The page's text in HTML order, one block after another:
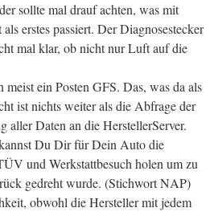
sollte mal drauf achten, was mit
erstes passiert. Der Diagnosestecker
mal klar, ob nicht nur Luft auf die
ein Posten GFS. Das, was da als
ist nichts weiter als die Abfrage der
aller Daten an die HerstellerServer.
Du Dir für Dein Auto die
und Werkstattbesuch holen um zu
gedreht wurde. (Stichwort NAP)
obwohl die Hersteller mit jedem